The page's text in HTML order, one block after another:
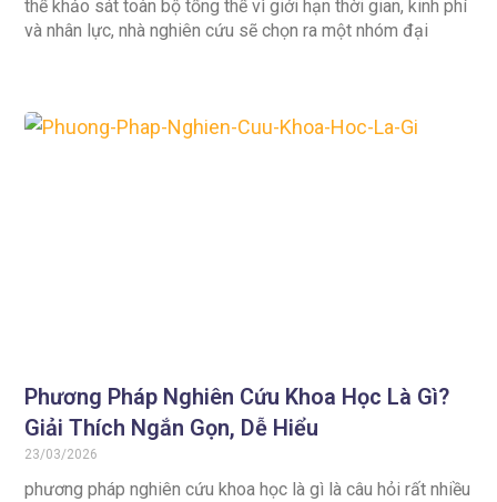
thể khảo sát toàn bộ tổng thể vì giới hạn thời gian, kinh phí
và nhân lực, nhà nghiên cứu sẽ chọn ra một nhóm đại
Phương Pháp Nghiên Cứu Khoa Học Là Gì?
Giải Thích Ngắn Gọn, Dễ Hiểu
23/03/2026
phương pháp nghiên cứu khoa học là gì là câu hỏi rất nhiều